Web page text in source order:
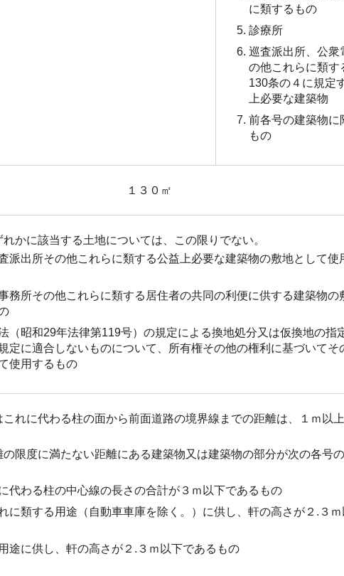
に類するもの
診療所
巡査派出所、公衆
の他これらに類す
130条の４に規定
上必要な建築物
前各号の建築物に
もの
１３０㎡
かに該当する土地については、この限りでない。
派出所その他これらに類する公益上必要な建築物の敷地として使
務所その他これらに類する居住者の共同の利便に供する建築物の
（昭和29年法律第119号）の規定による換地処分又は仮換地の指
定に適合しないものについて、所有権その他の権利に基づいてそ
使用するもの
れに代わる柱の面から前面道路の境界線までの距離は、１ｍ以
の限度に満たない距離にある建築物又は建築物の部分が次の各号
代わる柱の中心線の長さの合計が３ｍ以下であるもの
に類する用途（自動車車庫を除く。）に供し、軒の高さが２.３
途に供し、軒の高さが２.３ｍ以下であるもの